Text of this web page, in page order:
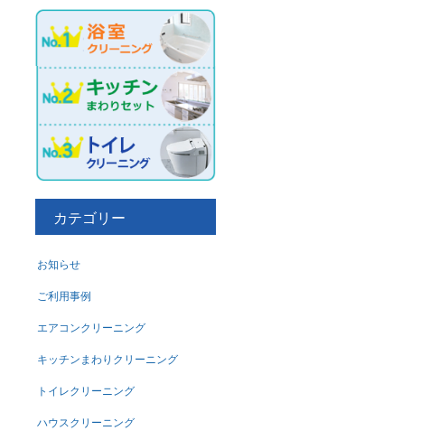
カテゴリー
お知らせ
ご利用事例
エアコンクリーニング
キッチンまわりクリーニング
トイレクリーニング
ハウスクリーニング